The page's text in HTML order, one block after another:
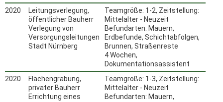
2020
Leitungsverlegung,
öffentlicher Bauherr
Verlegung von
Versorgungsleitungen
Stadt Nürnberg
Teamgröße: 1-2, Zeitstellung:
Mittelalter - Neuzeit
Befundarten: Mauern,
Erdbefunde, Schichtabfolgen,
Brunnen, Straßenreste
4 Wochen,
Dokumentationsassistent
2020
Flächengrabung,
privater Bauherr
Errichtung eines
Teamgröße: 1-3, Zeitstellung:
Mittelalter - Neuzeit
Befundarten: Mauern,